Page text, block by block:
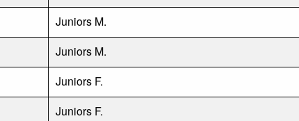
Juniors M.
Juniors M.
Juniors F.
Juniors F.